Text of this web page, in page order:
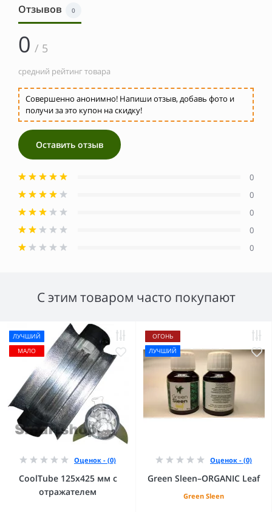
Отзывов 0
0 / 5
средний рейтинг товара
Совершенно анонимно! Напиши отзыв, добавь фото и
получи за это купон на скидку!
Оставить отзыв
0
0
0
0
0
С этим товаром часто покупают
ЛУЧШИЙ
МАЛО
Оценок - (0)
CoolTube 125х425 мм с
отражателем
ОГОНЬ
ЛУЧШИЙ
Оценок - (0)
Green Sleen–ORGANIC Leaf
Green Sleen